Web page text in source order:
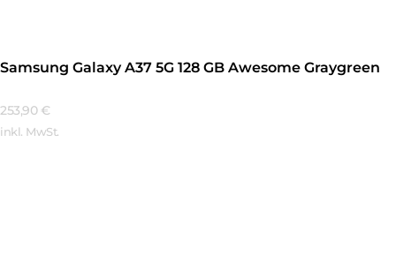
Samsung Galaxy A37 5G 128 GB Awesome Graygreen
253,90 €
inkl. MwSt.